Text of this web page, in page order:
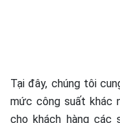
Tại đây, chúng tôi
mức công suất khác
cho khách hàng các